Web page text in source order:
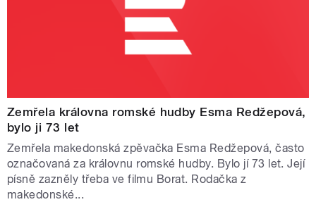
Zemřela královna romské hudby Esma Redžepová,
bylo ji 73 let
Zemřela makedonská zpěvačka Esma Redžepová, často
označovaná za královnu romské hudby. Bylo jí 73 let. Její
písně zazněly třeba ve filmu Borat. Rodačka z
makedonské...